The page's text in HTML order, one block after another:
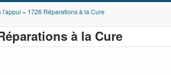
l'appui » 1726 Réparations à la Cure
à la Cure